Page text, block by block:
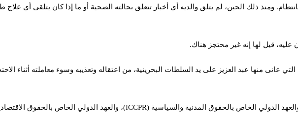
ومنذ ذلك الحين، لم يتلق والديه أي أخبار تتعلق بحالته الصحية أو ما إذا كان يتلقى أي
عليه، قيل لها إنه غير محتجز هناك.
عانى منها عبد العزيز على يد السلطات البحرينية، من اعتقاله وتعذيبه وسوء معاملته أثناء